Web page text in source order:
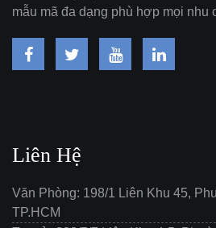
mẫu mã đa dạng phù hợp mọi nhu
Liên Hệ
Văn Phòng: 198/1 Liên Khu 45,
TP.HCM